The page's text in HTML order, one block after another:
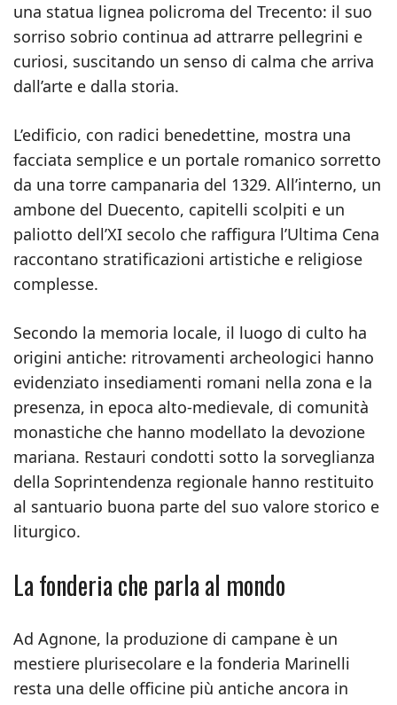
una statua lignea policroma del Trecento: il suo
sorriso sobrio continua ad attrarre pellegrini e
curiosi, suscitando un senso di calma che arriva
dall’arte e dalla storia.
L’edificio, con radici benedettine, mostra una
facciata semplice e un portale romanico sorretto
da una torre campanaria del 1329. All’interno, un
ambone del Duecento, capitelli scolpiti e un
paliotto dell’XI secolo che raffigura l’Ultima Cena
raccontano stratificazioni artistiche e religiose
complesse.
Secondo la memoria locale, il luogo di culto ha
origini antiche: ritrovamenti archeologici hanno
evidenziato insediamenti romani nella zona e la
presenza, in epoca alto-medievale, di comunità
monastiche che hanno modellato la devozione
mariana. Restauri condotti sotto la sorveglianza
della Soprintendenza regionale hanno restituito
al santuario buona parte del suo valore storico e
liturgico.
La fonderia che parla al mondo
Ad Agnone, la produzione di campane è un
mestiere plurisecolare e la fonderia Marinelli
resta una delle officine più antiche ancora in